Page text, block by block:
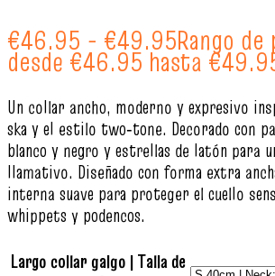
€46.95 - €49.95Rango
desde €46.95 hasta
Un collar ancho, moderno y expresivo
ska y el estilo two‑tone. Decorado con
blanco y negro y estrellas de latón para
llamativo. Diseñado con forma extra
interna suave para proteger el cuello
whippets y podencos.
Largo collar galgo | Talla de